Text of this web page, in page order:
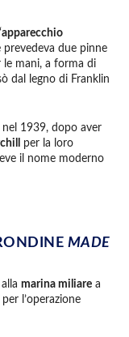
apparecchio
prevedeva due pinne
le mani, a forma di
dal legno di Franklin
nel 1939, dopo aver
per la loro
il nome moderno
MADE
marina miliare a
l’operazione